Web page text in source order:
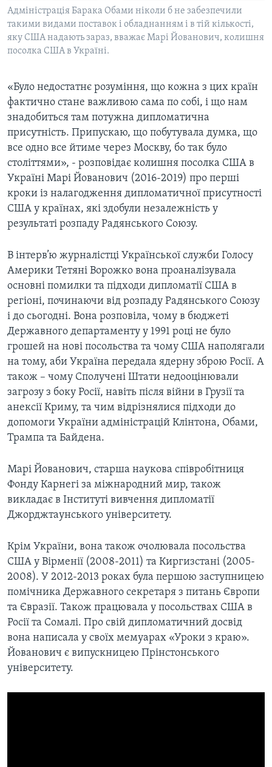
ПРАЙМ-ТАЙМ
ПОГЛЯД З ВАШИНГТОНА
Мови
Адміністрація Барака Обами ніколи б не забезпечили
такими видами поставок і обладнанням і в тій кількості,
яку США надають зараз, вважає Марі Йованович, колишня
посолка США в Україні.
«Було недостатнє розуміння, що кожна з цих країн
фактично стане важливою сама по собі, і що нам
знадобиться там потужна дипломатична
присутність. Припускаю, що побутувала думка, що
все одно все йтиме через Москву, бо так було
століттями», - розповідає колишня посолка США в
Україні Марі Йованович (2016-2019) про перші
кроки із налагодження дипломатичної присутності
США у країнах, які здобули незалежність у
результаті розпаду Радянського Союзу.
В інтерв’ю журналістці Української служби Голосу
Америки Тетяні Ворожко вона проаналізувала
основні помилки та підходи дипломатії США в
регіоні, починаючи від розпаду Радянського Союзу
і до сьогодні. Вона розповіла, чому в бюджеті
Державного департаменту у 1991 році не було
грошей на нові посольства та чому США наполягали
на тому, аби Україна передала ядерну зброю Росії. А
також – чому Сполучені Штати недооцінювали
загрозу з боку Росії, навіть після війни в Грузії та
анексії Криму, та чим відрізнялися підходи до
допомоги України адміністрацій Клінтона, Обами,
Трампа та Байдена.
Марі Йованович, старша наукова співробітниця
Фонду Карнегі за міжнародний мир, також
викладає в Інституті вивчення дипломатії
Джорджтаунського університету.
Крім України, вона також очолювала посольства
США у Вірменії (2008-2011) та Киргизстані (2005-
2008). У 2012-2013 роках була першою заступницею
помічника Державного секретаря з питань Європи
та Євразії. Також працювала у посольствах США в
Росії та Сомалі. Про свій дипломатичний досвід
вона написала у своїх мемуарах «Уроки з краю».
Йованович є випускницею Прінстонського
університету.